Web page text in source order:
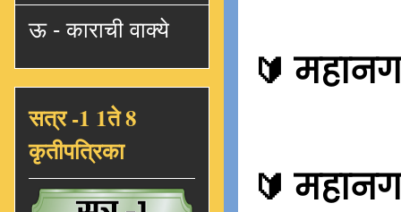
🔰
🔰
ऊ - काराची वाक्ये
सत्र -1 1ते 8
कृतीपत्रिका